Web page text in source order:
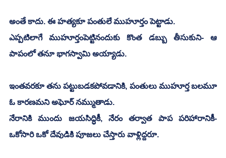
అంతే కాదు. ఈ హత్యకూ పంతులే ముహూర్తం పెట్టాడు.
ఎప్పటిలాగే ముహూర్తంపెట్టినందుకు కొంత డబ్బు తీసుకుని- ఆ
పాపంలో తనూ భాగస్వామి అయ్యాడు.
ఇంతవరకూ తను పట్టుబడకపోవడానికి, పంతులు ముహూర్త బలమూ
ఓ కారణమని అఘోర్ నమ్ముతాడు.
నేరానికి ముందు జయసిద్ధికీ, నేరం తర్వాత పాప పరిహారానికీ-
ఒకోసారి ఒకో దేవుడికి పూజలు చేస్తారు వాళ్లిద్దరూ.